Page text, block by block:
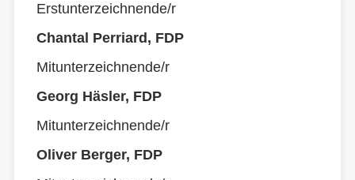
Erstunterzeichnende/r
Chantal Perriard, FDP
Mitunterzeichnende/r
Georg Häsler, FDP
Mitunterzeichnende/r
Oliver Berger, FDP